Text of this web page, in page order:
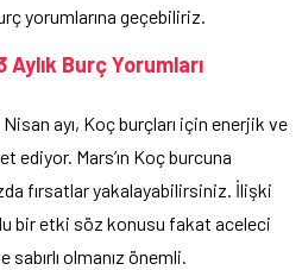
yorumlarına geçebiliriz.
Burç Yorumları
Nisan ayı, Koç burçları için enerjik ve
Mars’ın Koç burcuna
fırsatlar yakalayabilirsiniz. İlişki
bir etki söz konusu fakat aceleci
sabırlı olmanız önemli.